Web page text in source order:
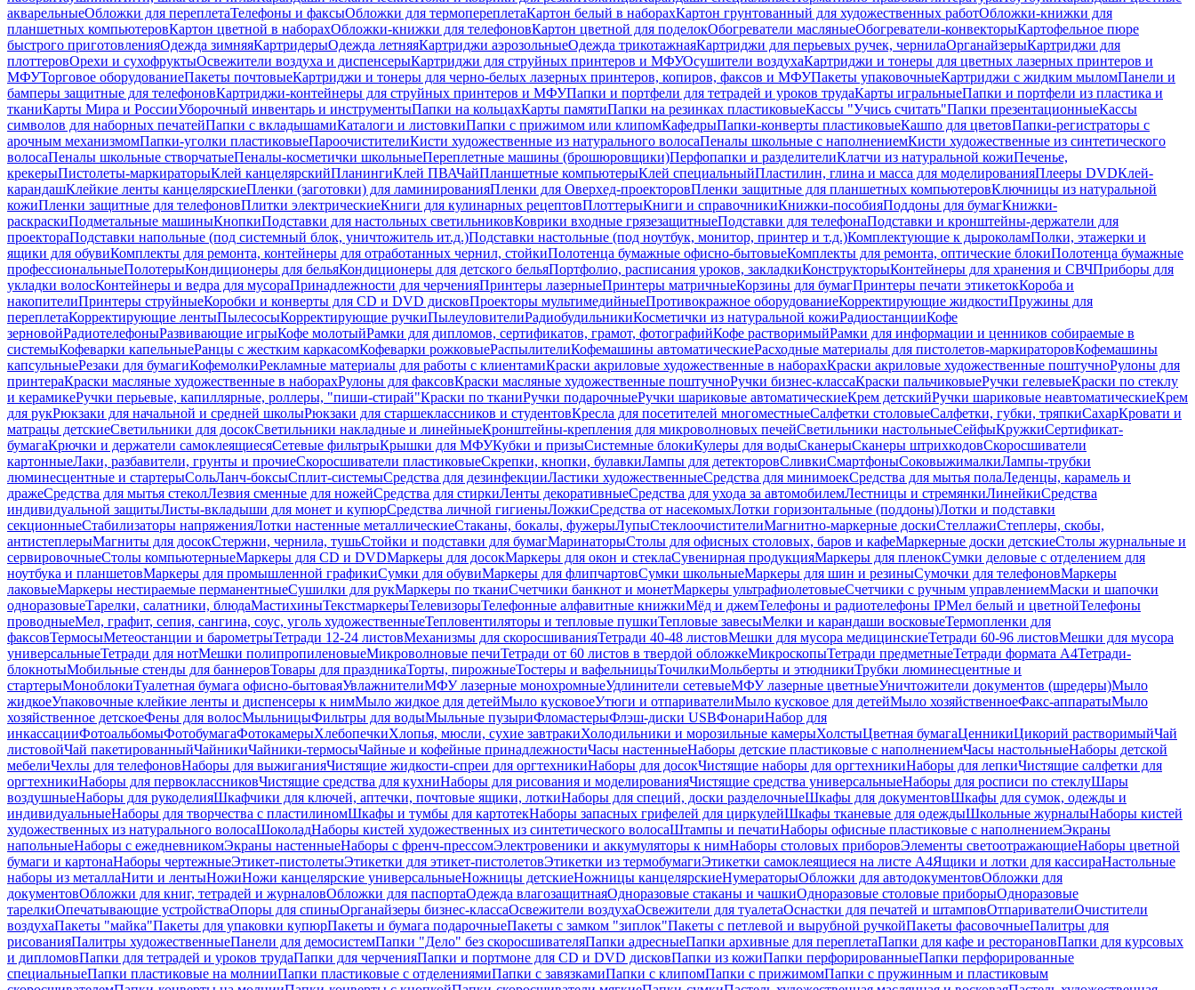
акварельныеОбложки для переплетаТелефоны и факсыОбложки для термопереплетаКартон белый в наборахКартон грунтованный для художественных работОбложки-книжки для
планшетных компьютеровКартон цветной в наборахОбложки-книжки для телефоновКартон цветной для поделокОбогреватели масляныеОбогреватели-конвекторыКартофельное пюре
быстрого приготовленияОдежда зимняяКартридерыОдежда летняяКартриджи аэрозольныеОдежда трикотажнаяКартриджи для перьевых ручек, чернилаОрганайзерыКартриджи для
плоттеровОрехи и сухофруктыОсвежители воздуха и диспенсерыКартриджи для струйных принтеров и МФУОсушители воздухаКартриджи и тонеры для цветных лазерных принтеров и
МФУТорговое оборудованиеПакеты почтовыеКартриджи и тонеры для черно-белых лазерных принтеров, копиров, факсов и МФУПакеты упаковочныеКартриджи с жидким мыломПанели и
бамперы защитные для телефоновКартриджи-контейнеры для струйных принтеров и МФУПапки и портфели для тетрадей и уроков трудаКарты игральныеПапки и портфели из пластика и
тканиКарты Мира и РоссииУборочный инвентарь и инструментыПапки на кольцахКарты памятиПапки на резинках пластиковыеКассы "Учись считать"Папки презентационныеКассы
символов для наборных печатейПапки с вкладышамиКаталоги и листовкиПапки с прижимом или клипомКафедрыПапки-конверты пластиковыеКашпо для цветовПапки-регистраторы с
арочным механизмомПапки-уголки пластиковыеПароочистителиКисти художественные из натурального волосаПеналы школьные с наполнениемКисти художественные из синтетического
волосаПеналы школьные створчатыеПеналы-косметички школьныеПереплетные машины (брошюровщики)Перфопапки и разделителиКлатчи из натуральной кожиПеченье,
крекерыПистолеты-маркираторыКлей канцелярскийПланингиКлей ПВАЧайПланшетные компьютерыКлей специальныйПластилин, глина и масса для моделированияПлееры DVDКлей-
карандашКлейкие ленты канцелярскиеПленки (заготовки) для ламинированияПленки для Оверхед-проекторовПленки защитные для планшетных компьютеровКлючницы из натуральной
кожиПленки защитные для телефоновПлитки электрическиеКниги для кулинарных рецептовПлоттерыКниги и справочникиКнижки-пособияПоддоны для бумагКнижки-
раскраскиПодметальные машиныКнопкиПодставки для настольных светильниковКоврики входные грязезащитныеПодставки для телефонаПодставки и кронштейны-держатели для
проектораПодставки напольные (под системный блок, уничтожитель ит.д.)Подставки настольные (под ноутбук, монитор, принтер и т.д.)Комплектующие к дыроколамПолки, этажерки и
ящики для обувиКомплекты для ремонта, контейнеры для отработанных чернил, стойкиПолотенца бумажные офисно-бытовыеКомплекты для ремонта, оптические блокиПолотенца бумажные
профессиональныеПолотерыКондиционеры для бельяКондиционеры для детского бельяПортфолио, расписания уроков, закладкиКонструкторыКонтейнеры для хранения и СВЧПриборы для
укладки волосКонтейнеры и ведра для мусораПринадлежности для черченияПринтеры лазерныеПринтеры матричныеКорзины для бумагПринтеры печати этикетокКороба и
накопителиПринтеры струйныеКоробки и конверты для CD и DVD дисковПроекторы мультимедийныеПротивокражное оборудованиеКорректирующие жидкостиПружины для
переплетаКорректирующие лентыПылесосыКорректирующие ручкиПылеуловителиРадиобудильникиКосметички из натуральной кожиРадиостанцииКофе
зерновойРадиотелефоныРазвивающие игрыКофе молотыйРамки для дипломов, сертификатов, грамот, фотографийКофе растворимыйРамки для информации и ценников собираемые в
системыКофеварки капельныеРанцы с жестким каркасомКофеварки рожковыеРаспылителиКофемашины автоматическиеРасходные материалы для пистолетов-маркираторовКофемашины
капсульныеРезаки для бумагиКофемолкиРекламные материалы для работы с клиентамиКраски акриловые художественные в наборахКраски акриловые художественные поштучноРулоны для
принтераКраски масляные художественные в наборахРулоны для факсовКраски масляные художественные поштучноРучки бизнес-классаКраски пальчиковыеРучки гелевыеКраски по стеклу
и керамикеРучки перьевые, капиллярные, роллеры, "пиши-стирай"Краски по тканиРучки подарочныеРучки шариковые автоматическиеКрем детскийРучки шариковые неавтоматическиеКрем
для рукРюкзаки для начальной и средней школыРюкзаки для старшеклассников и студентовКресла для посетителей многоместныеСалфетки столовыеСалфетки, губки, тряпкиСахарКровати и
матрацы детскиеСветильники для досокСветильники накладные и линейныеКронштейны-крепления для микроволновых печейСветильники настольныеСейфыКружкиСертификат-
бумагаКрючки и держатели самоклеящиесяСетевые фильтрыКрышки для МФУКубки и призыСистемные блокиКулеры для водыСканерыСканеры штрихкодовСкоросшиватели
картонныеЛаки, разбавители, грунты и прочиеСкоросшиватели пластиковыеСкрепки, кнопки, булавкиЛампы для детекторовСливкиСмартфоныСоковыжималкиЛампы-трубки
люминесцентные и стартерыСольЛанч-боксыСплит-системыСредства для дезинфекцииЛастики художественныеСредства для минимоекСредства для мытья полаЛеденцы, карамель и
дражеСредства для мытья стеколЛезвия сменные для ножейСредства для стиркиЛенты декоративныеСредства для ухода за автомобилемЛестницы и стремянкиЛинейкиСредства
индивидуальной защитыЛисты-вкладыши для монет и купюрСредства личной гигиеныЛожкиСредства от насекомыхЛотки горизонтальные (поддоны)Лотки и подставки
секционныеСтабилизаторы напряженияЛотки настенные металлическиеСтаканы, бокалы, фужерыЛупыСтеклоочистителиМагнитно-маркерные доскиСтеллажиСтеплеры, скобы,
антистеплерыМагниты для досокСтержни, чернила, тушьСтойки и подставки для бумагМаринаторыСтолы для офисных столовых, баров и кафеМаркерные доски детскиеСтолы журнальные и
сервировочныеСтолы компьютерныеМаркеры для CD и DVDМаркеры для досокМаркеры для окон и стеклаСувенирная продукцияМаркеры для пленокСумки деловые с отделением для
ноутбука и планшетовМаркеры для промышленной графикиСумки для обувиМаркеры для флипчартовСумки школьныеМаркеры для шин и резиныСумочки для телефоновМаркеры
лаковыеМаркеры нестираемые перманентныеСушилки для рукМаркеры по тканиСчетчики банкнот и монетМаркеры ультрафиолетовыеСчетчики с ручным управлениемМаски и шапочки
одноразовыеТарелки, салатники, блюдаМастихиныТекстмаркерыТелевизорыТелефонные алфавитные книжкиМёд и джемТелефоны и радиотелефоны IPМел белый и цветнойТелефоны
проводныеМел, графит, сепия, сангина, соус, уголь художественныеТепловентиляторы и тепловые пушкиТепловые завесыМелки и карандаши восковыеТермопленки для
факсовТермосыМетеостанции и барометрыТетради 12-24 листовМеханизмы для скоросшиванияТетради 40-48 листовМешки для мусора медицинскиеТетради 60-96 листовМешки для мусора
универсальныеТетради для нотМешки полипропиленовыеМикроволновые печиТетради от 60 листов в твердой обложкеМикроскопыТетради предметныеТетради формата А4Тетради-
блокнотыМобильные стенды для баннеровТовары для праздникаТорты, пирожныеТостеры и вафельницыТочилкиМольберты и этюдникиТрубки люминесцентные и
стартерыМоноблокиТуалетная бумага офисно-бытоваяУвлажнителиМФУ лазерные монохромныеУдлинители сетевыеМФУ лазерные цветныеУничтожители документов (шредеры)Мыло
жидкоеУпаковочные клейкие ленты и диспенсеры к нимМыло жидкое для детейМыло кусковоеУтюги и отпаривателиМыло кусковое для детейМыло хозяйственноеФакс-аппаратыМыло
хозяйственное детскоеФены для волосМыльницыФильтры для водыМыльные пузыриФломастерыФлэш-диски USBФонариНабор для
инкассацииФотоальбомыФотобумагаФотокамерыХлебопечкиХлопья, мюсли, сухие завтракиХолодильники и морозильные камерыХолстыЦветная бумагаЦенникиЦикорий растворимыйЧай
листовойЧай пакетированныйЧайникиЧайники-термосыЧайные и кофейные принадлежностиЧасы настенныеНаборы детские пластиковые с наполнениемЧасы настольныеНаборы детской
мебелиЧехлы для телефоновНаборы для выжиганияЧистящие жидкости-спреи для оргтехникиНаборы для досокЧистящие наборы для оргтехникиНаборы для лепкиЧистящие салфетки для
оргтехникиНаборы для первоклассниковЧистящие средства для кухниНаборы для рисования и моделированияЧистящие средства универсальныеНаборы для росписи по стеклуШары
воздушныеНаборы для рукоделияШкафчики для ключей, аптечки, почтовые ящики, лоткиНаборы для специй, доски разделочныеШкафы для документовШкафы для сумок, одежды и
индивидуальныеНаборы для творчества с пластилиномШкафы и тумбы для картотекНаборы запасных грифелей для циркулейШкафы тканевые для одеждыШкольные журналыНаборы кистей
художественных из натурального волосаШоколадНаборы кистей художественных из синтетического волосаШтампы и печатиНаборы офисные пластиковые с наполнениемЭкраны
напольныеНаборы с ежедневникомЭкраны настенныеНаборы с френч-прессомЭлектровеники и аккумуляторы к нимНаборы столовых приборовЭлементы светоотражающиеНаборы цветной
бумаги и картонаНаборы чертежныеЭтикет-пистолетыЭтикетки для этикет-пистолетовЭтикетки из термобумагиЭтикетки самоклеящиеся на листе А4Ящики и лотки для кассираНастольные
наборы из металлаНити и лентыНожиНожи канцелярские универсальныеНожницы детскиеНожницы канцелярскиеНумераторыОбложки для автодокументовОбложки для
документовОбложки для книг, тетрадей и журналовОбложки для паспортаОдежда влагозащитнаяОдноразовые стаканы и чашкиОдноразовые столовые приборыОдноразовые
тарелкиОпечатывающие устройстваОпоры для спиныОрганайзеры бизнес-классаОсвежители воздухаОсвежители для туалетаОснастки для печатей и штамповОтпаривателиОчистители
воздухаПакеты "майка"Пакеты для упаковки купюрПакеты и бумага подарочныеПакеты с замком "зиплок"Пакеты с петлевой и вырубной ручкойПакеты фасовочныеПалитры для
рисованияПалитры художественныеПанели для демосистемПапки "Дело" без скоросшивателяПапки адресныеПапки архивные для переплетаПапки для кафе и ресторановПапки для курсовых
и дипломовПапки для тетрадей и уроков трудаПапки для черченияПапки и портмоне для CD и DVD дисковПапки из кожиПапки перфорированныеПапки перфорированные
специальныеПапки пластиковые на молнииПапки пластиковые с отделениямиПапки с завязкамиПапки с клипомПапки с прижимомПапки с пружинным и пластиковым